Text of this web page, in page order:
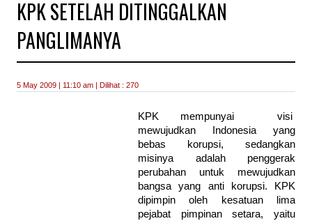
KPK SETELAH DITINGGALKAN
PANGLIMANYA
5 May 2009 | 11:10 am | Dilihat : 270
KPK mempunyai visi
mewujudkan Indonesia yang
bebas korupsi, sedangkan
misinya adalah penggerak
perubahan untuk mewujudkan
bangsa yang anti korupsi. KPK
dipimpin oleh kesatuan lima
pejabat pimpinan setara, yaitu